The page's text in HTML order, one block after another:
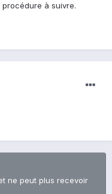
à suivre.
ne peut plus recevoir